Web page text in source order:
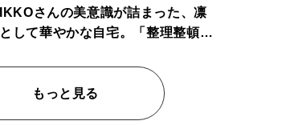
IKKOさんの美意識が詰まった、凛
として華やかな自宅。「整理整頓は
もっと見る